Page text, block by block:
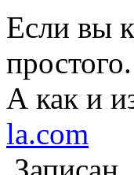
Если вы
простого.
А как и
la.com